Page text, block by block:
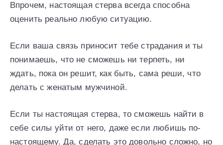
Впрочем, настоящая стерва всегда способна
оценить реально любую ситуацию.
Если ваша связь приносит тебе страдания и ты
понимаешь, что не сможешь ни терпеть, ни
ждать, пока он решит, как быть, сама реши, что
делать с женатым мужчиной.
Если ты настоящая стерва, то сможешь найти в
себе силы уйти от него, даже если любишь по-
настоящему. Да, сделать это довольно сложно, но